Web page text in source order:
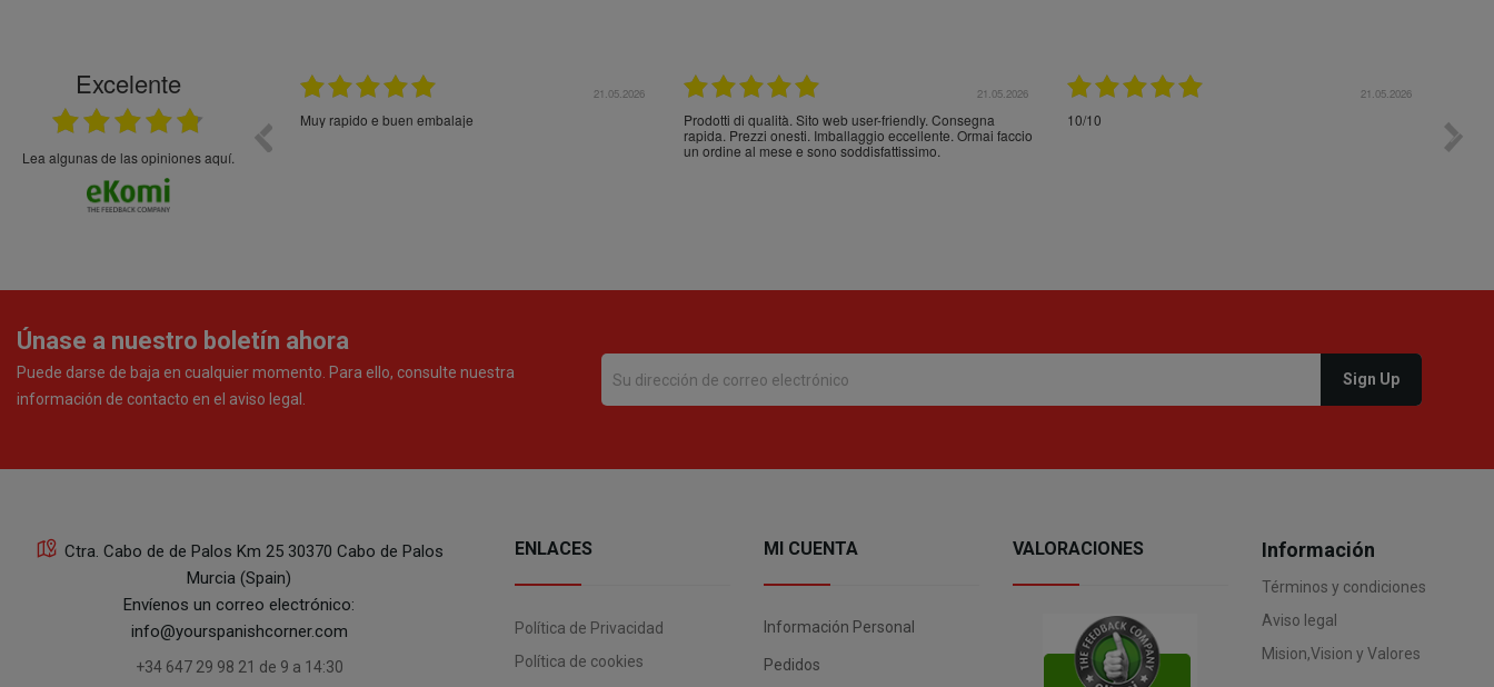
Excelente
Lea algunas de las opiniones aquí.
21.05.2026
En general bien. Un zumo de melocotón vino roto por
21.05.2026
Entrega rápida y en perfecto estado, muchas gracias
15.05.2026
Una pena que el servicio de envio no sea tan bueno
Únase a nuestro boletín ahora
Puede darse de baja en cualquier momento. Para ello, consulte nuestra
información de contacto en el aviso legal.
Ctra. Cabo de de Palos Km 25 30370 Cabo de Palos
Murcia (Spain)
Envíenos un correo electrónico:
info@yourspanishcorner.com
+34 647 29 98 21 de 9 a 14:30
ENLACES
Política de Privacidad
Política de cookies
MI CUENTA
Información Personal
Pedidos
VALORACIONES Información
Términos y condiciones
Aviso legal
Mision,Vision y Valores